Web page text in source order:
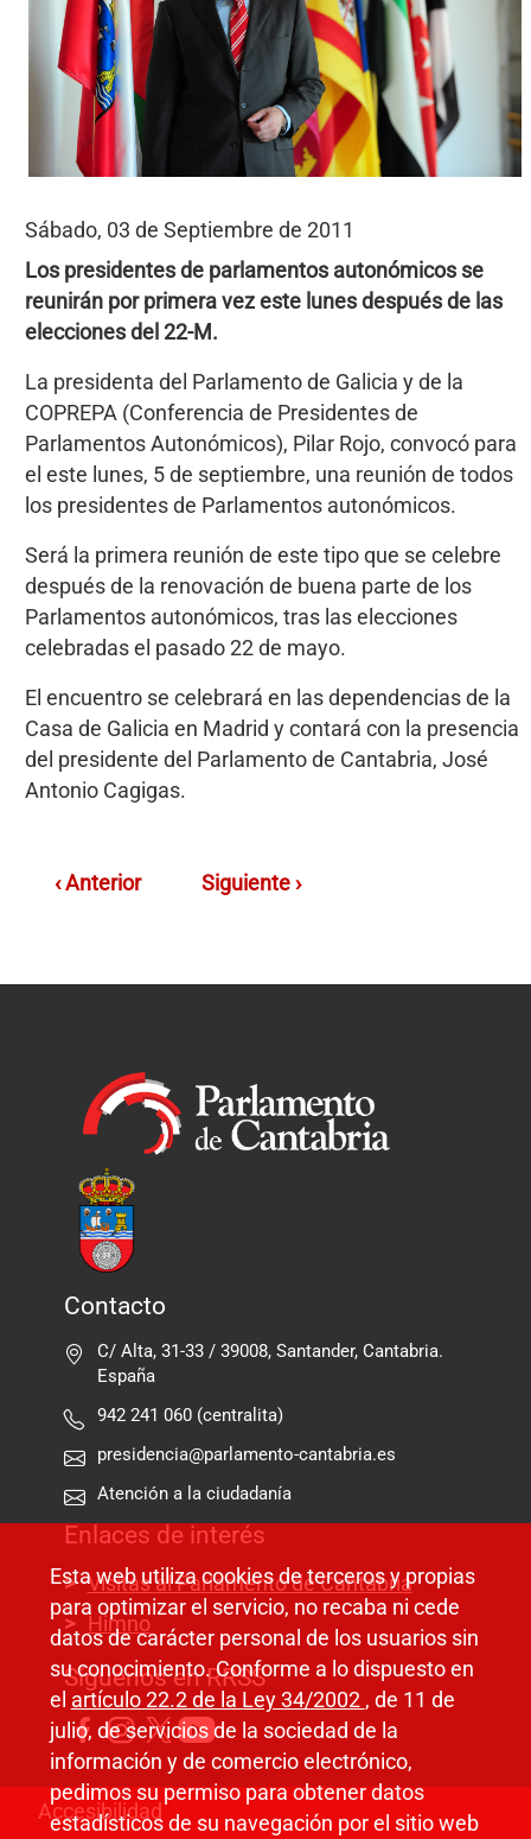
Sábado, 03 de Septiembre de 2011
Los presidentes de parlamentos autonómicos se
reunirán por primera vez este lunes después de las
elecciones del 22-M.
La presidenta del Parlamento de Galicia y de la
COPREPA (Conferencia de Presidentes de
Parlamentos Autonómicos), Pilar Rojo, convocó para
el este lunes, 5 de septiembre, una reunión de todos
los presidentes de Parlamentos autonómicos.
Será la primera reunión de este tipo que se celebre
después de la renovación de buena parte de los
Parlamentos autonómicos, tras las elecciones
celebradas el pasado 22 de mayo.
El encuentro se celebrará en las dependencias de la
Casa de Galicia en Madrid y contará con la presencia
del presidente del Parlamento de Cantabria, José
Antonio Cagigas.
‹ Anterior Siguiente ›
Contacto
C/ Alta, 31-33 / 39008, Santander, Cantabria.
España
942 241 060 (centralita)
presidencia@parlamento-cantabria.es
Atención a la ciudadanía
Enlaces de interés
Visitas al Parlamento de Cantabria
Himno
Síguenos en RRSS
Pie de página
Accesibilidad
Esta web utiliza cookies de terceros y propias
para optimizar el servicio, no recaba ni cede
datos de carácter personal de los usuarios sin
su conocimiento. Conforme a lo dispuesto en
el artículo 22.2 de la Ley 34/2002 , de 11 de
julio, de servicios de la sociedad de la
información y de comercio electrónico,
pedimos su permiso para obtener datos
estadísticos de su navegación por el sitio web